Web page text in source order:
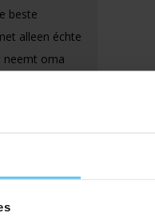
beste
alleen échte
neemt oma
te
bij je
met